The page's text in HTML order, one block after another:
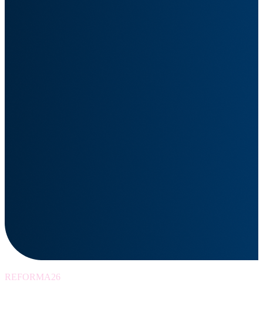
REFORMA26